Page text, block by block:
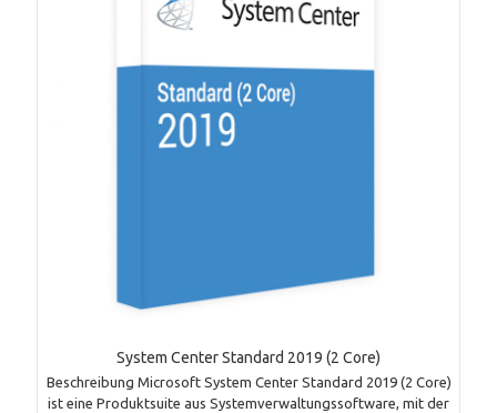
System Center Standard 2019 (2 Core)
Beschreibung Microsoft System Center Standard 2019 (2 Core)
ist eine Produktsuite aus Systemverwaltungssoftware, mit der